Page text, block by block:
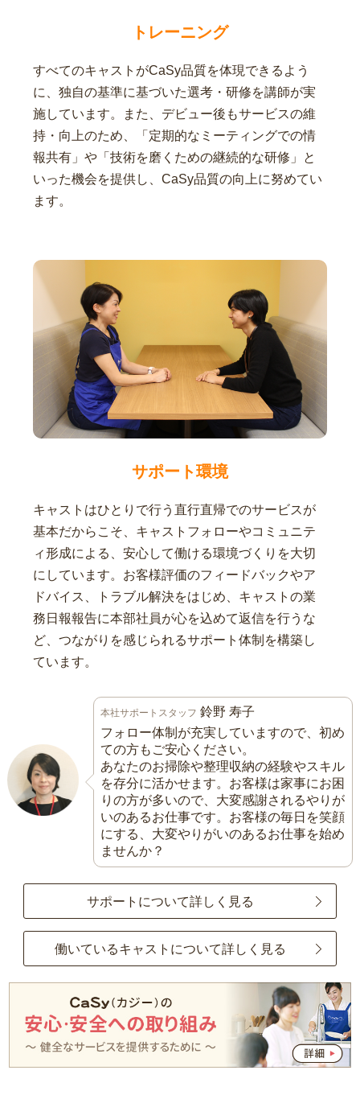
トレーニング
すべてのキャストがCaSy品質を体現できるよう
に、独自の基準に基づいた選考・研修を講師が実
施しています。また、デビュー後もサービスの維
持・向上のため、「定期的なミーティングでの情
報共有」や「技術を磨くための継続的な研修」と
いった機会を提供し、CaSy品質の向上に努めてい
ます。
サポート環境
キャストはひとりで行う直行直帰でのサービスが
基本だからこそ、キャストフォローやコミュニテ
ィ形成による、安心して働ける環境づくりを大切
にしています。お客様評価のフィードバックやア
ドバイス、トラブル解決をはじめ、キャストの業
務日報報告に本部社員が心を込めて返信を行うな
ど、つながりを感じられるサポート体制を構築し
ています。
本社サポートスタッフ 鈴野 寿子
フォロー体制が充実していますので、初め
ての方もご安心ください。
あなたのお掃除や整理収納の経験やスキル
を存分に活かせます。お客様は家事にお困
りの方が多いので、大変感謝されるやりが
いのあるお仕事です。お客様の毎日を笑顔
にする、大変やりがいのあるお仕事を始め
ませんか？
サポートについて詳しく見る
働いているキャストについて詳しく見る